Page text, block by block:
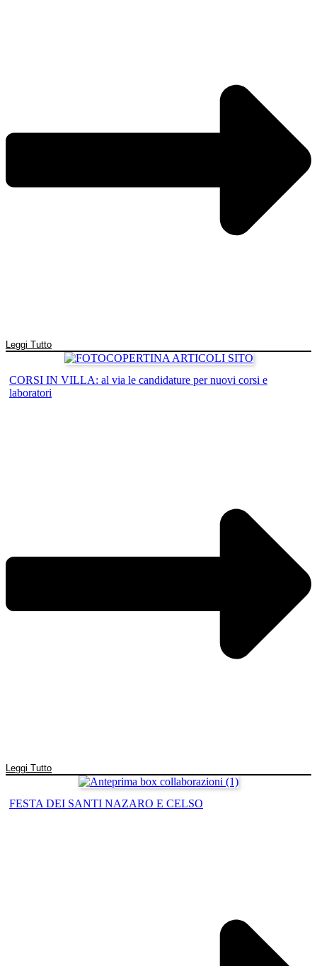
Leggi Tutto
CORSI IN VILLA: al via le candidature per nuovi corsi e
laboratori
Leggi Tutto
FESTA DEI SANTI NAZARO E CELSO